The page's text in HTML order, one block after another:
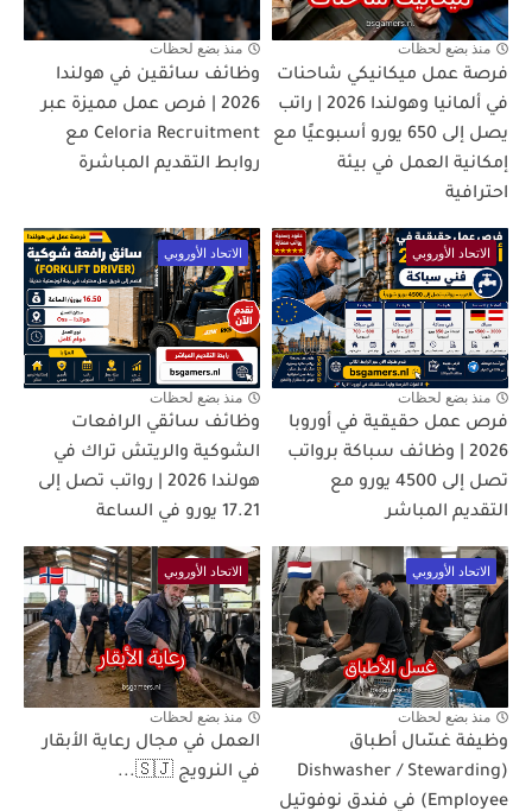
منذ بضع لحظات
فرصة عمل ميكانيكي شاحنات
في ألمانيا وهولندا 2026 | راتب
يصل إلى 650 يورو أسبوعيًا مع
إمكانية العمل في بيئة
احترافية
منذ بضع لحظات
وظائف سائقين في هولندا
2026 | فرص عمل مميزة عبر
Celoria Recruitment مع
روابط التقديم المباشرة
الاتحاد الأوروبي
منذ بضع لحظات
فرص عمل حقيقية في أوروبا
2026 | وظائف سباكة برواتب
تصل إلى 4500 يورو مع
التقديم المباشر
الاتحاد الأوروبي
منذ بضع لحظات
وظائف سائقي الرافعات
الشوكية والريتش تراك في
هولندا 2026 | رواتب تصل إلى
17.21 يورو في الساعة
الاتحاد الأوروبي
منذ بضع لحظات
وظيفة غسّال أطباق
(Dishwasher / Stewarding
Employee) في فندق نوفوتيل
الاتحاد الأوروبي
منذ بضع لحظات
العمل في مجال رعاية الأبقار
في النرويج 🇸🇯...